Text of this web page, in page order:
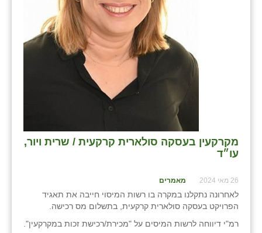
מקרקעין בעסקה סולארית קרקעית / שרית ויור,
עו״ד
26 מאי 2024 מאמרים
לאחרונה נתקלנו במקרה בו רשות המיסוי חייבה את תאגיד
הפרויקט בעסקה סולארית קרקעית, בתשלום מס רכישה.
רמ"י דיווחה לרשות המיסים על "מכירת/רכישת זכות במקרקעין".